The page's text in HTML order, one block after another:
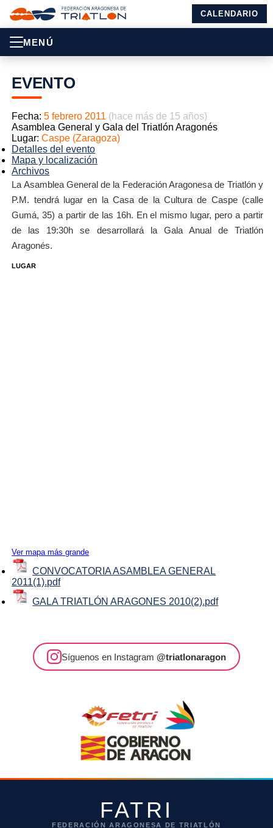
CALENDARIO
MENÚ
EVENTO
Fecha:5 febrero 2011 (hace más de 15 años)
Asamblea General y Gala del Triatlón Aragonés
Lugar:Caspe (Zaragoza)
Detalles del evento
Mapa y localización
Archivos
La Asamblea General de la Federación Aragonesa de Triatlón y
P.M. tendrá lugar en la Casa de la Cultura de Caspe (calle
Gumá, 35) a partir de las 16h. En el mismo lugar, pero a partir
de las 19:30h se desarrollará la Gala Anual de Triatlón
Aragonés.
LUGAR
Ver mapa más grande
CONVOCATORIA ASAMBLEA GENERAL
2011(1).pdf
GALA TRIATLÓN ARAGONES 2010(2).pdf
Síguenos en Instagram @triatlonaragon
FATRI
FEDERACIÓN ARAGONESA DE TRIATLÓN